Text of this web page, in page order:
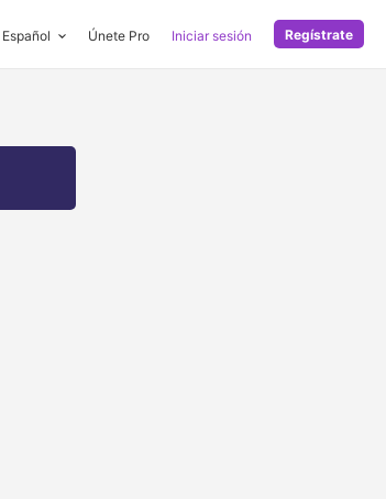
Español Únete Pro Iniciar sesión Regístrate